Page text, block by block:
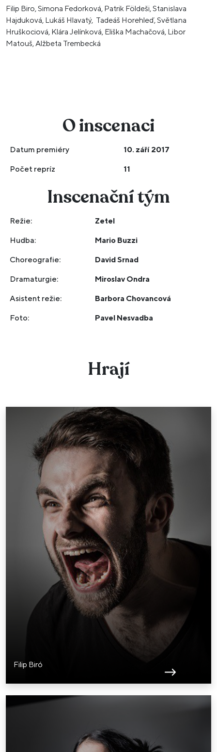
Filip Biro, Simona Fedorková, Patrik Földeši, Stanislava
Hajduková, Lukáš Hlavatý, Tadeáš Horehleď, Světlana
Hruškociová, Klára Jelínková, Eliška Machačová, Libor
Matouš, Alžbeta Trembecká
O inscenaci
Datum premiéry 10. září 2017
Počet repríz 11
Inscenační tým
Režie: Zetel
Hudba: Mario Buzzi
Choreografie: David Srnad
Dramaturgie: Miroslav Ondra
Asistent režie: Barbora Chovancová
Foto: Pavel Nesvadba
Hrají
Filip Biró